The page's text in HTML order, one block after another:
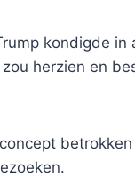
kondigde in
herzien en